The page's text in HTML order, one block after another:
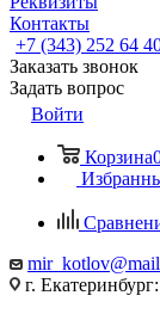
Контакты
+7 (343) 252 64
Заказать звонок
Задать вопрос
Войти
Корзина
г.